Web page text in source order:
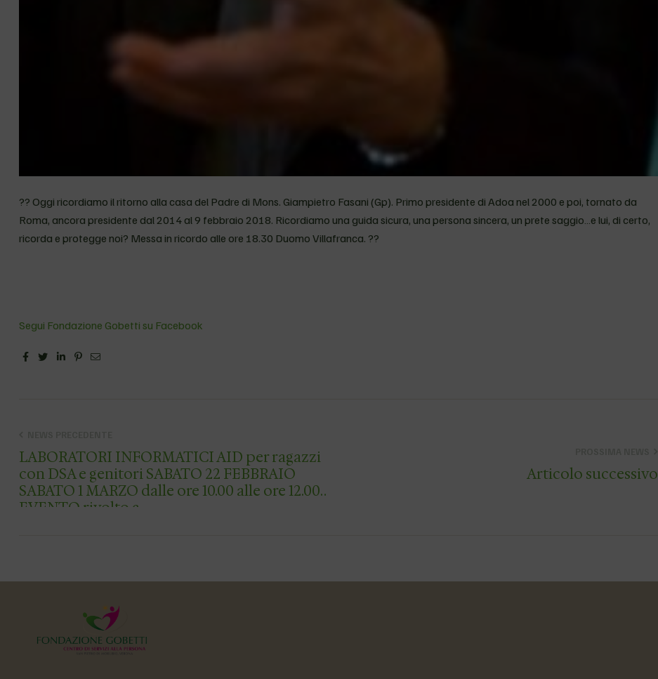
?? Oggi ricordiamo il ritorno alla casa del Padre di Mons. Giampietro Fasani (Gp). Primo presidente di Adoa nel 2000 e poi, tornato da
Roma, ancora presidente dal 2014 al 9 febbraio 2018. Ricordiamo una guida sicura, una persona sincera, un prete saggio…e lui, di certo,
ricorda e protegge noi? Messa in ricordo alle ore 18.30 Duomo Villafranca. ??
Segui Fondazione Gobetti su Facebook
FacebookTwitterLinkedinPinterest
Email
LABORATORI INFORMATICI AID per ragazzi
con DSA e genitori SABATO 22 FEBBRAIO
SABATO 1 MARZO dalle ore 10.00 alle ore 12.00
EVENTO rivolto a …
Articolo successivo